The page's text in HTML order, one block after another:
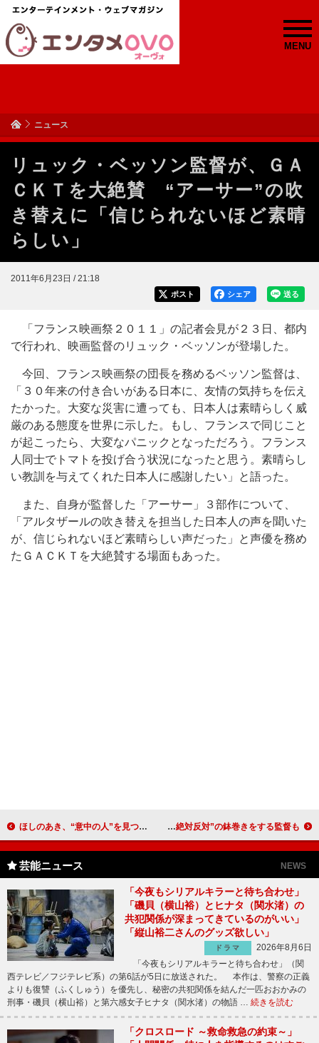
MENU
ニュース
リュック・ベッソン監督が、ＧＡ
ＣＫＴを大絶賛 “アーサー”の吹
き替えに「信じられないほど素晴
らしい」
2011年6月23日 / 21:18
送る
シェア
ポスト
「フランス映画祭２０１１」の記者会見が２３日、都内
で行われ、映画監督のリュック・ベッソンが登場した。
今回、フランス映画祭の団長を務めるベッソン監督は、
「３０年来の付き合いがある日本に、友情の気持ちを伝え
たかった。大変な災害に遭っても、日本人は素晴らしく威
厳のある態度を世界に示した。もし、フランスで同じこと
が起こったら、大変なパニックとなっただろう。フランス
人同士でトマトを投げ合う状況になったと思う。素晴らし
い教訓を与えてくれた日本人に感謝したい」と語った。
また、自身が監督した「アーサー」３部作について、
「アルタザールの吹き替えを担当した日本人の声を聞いた
が、信じられないほど素晴らしい声だった」と声優を務め
たＧＡＣＫＴを大絶賛する場面もあった。
ほしのあき、“意中の人”を見つめると…！ モテの秘密は「瞳の黄金比率１：２：１」 フランス映画祭、監督のパフォーマンス合戦で盛り上がる “原発絶対反対”の鉢巻きをする監督も
芸能ニュース NEWS
「今夜もシリアルキラーと待ち合わせ」
「磯貝（横山裕）とヒナタ（関水渚）の
共犯関係が深まってきているのがいい」
「縦山裕二さんのグッズ欲しい」
ドラマ
2026年8月6日
「今夜もシリアルキラーと待ち合わせ」（関
西テレビ／フジテレビ系）の第6話が5日に放送された。 本作は、警察の正義
よりも復讐（ふくしゅう）を優先し、秘密の共犯関係を結んだ一匹おおかみの
刑事・磯貝（横山裕）と第六感女子ヒナタ（関水渚）の物語 … 続きを読む
「クロスロード ～救命救急の約束～」